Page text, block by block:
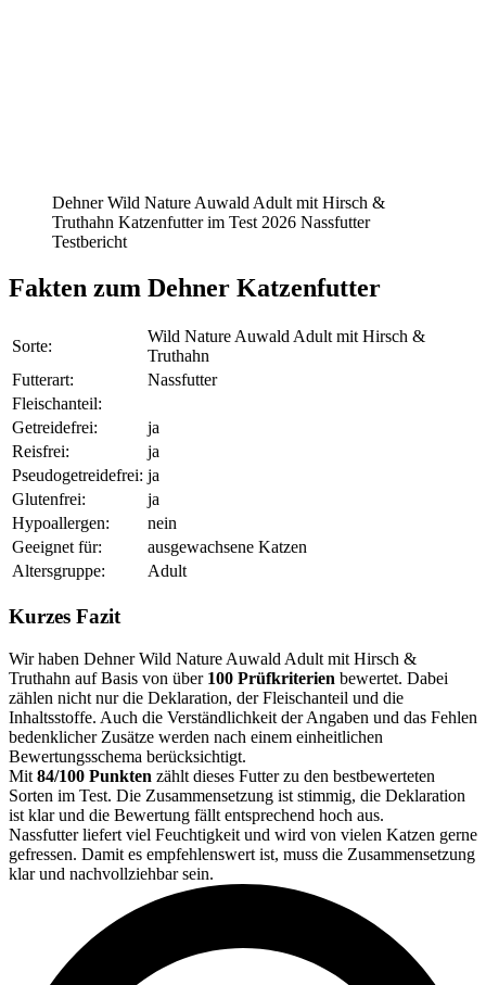
Dehner Wild Nature Auwald Adult mit Hirsch &
Truthahn Katzenfutter im Test 2026 Nassfutter
Testbericht
Fakten zum Dehner Katzenfutter
Sorte:
Wild Nature Auwald Adult mit Hirsch &
Truthahn
Futterart:
Nassfutter
Fleischanteil:
Getreidefrei:
ja
Reisfrei:
ja
Pseudogetreidefrei: ja
Glutenfrei:
ja
Hypoallergen:
nein
Geeignet für:
ausgewachsene Katzen
Altersgruppe:
Adult
Kurzes Fazit
Wir haben Dehner Wild Nature Auwald Adult mit Hirsch &
Truthahn auf Basis von über 100 Prüfkriterien bewertet. Dabei
zählen nicht nur die Deklaration, der Fleischanteil und die
Inhaltsstoffe. Auch die Verständlichkeit der Angaben und das Fehlen
bedenklicher Zusätze werden nach einem einheitlichen
Bewertungsschema berücksichtigt.
Mit 84/100 Punkten zählt dieses Futter zu den bestbewerteten
Sorten im Test. Die Zusammensetzung ist stimmig, die Deklaration
ist klar und die Bewertung fällt entsprechend hoch aus.
Nassfutter liefert viel Feuchtigkeit und wird von vielen Katzen gerne
gefressen. Damit es empfehlenswert ist, muss die Zusammensetzung
klar und nachvollziehbar sein.